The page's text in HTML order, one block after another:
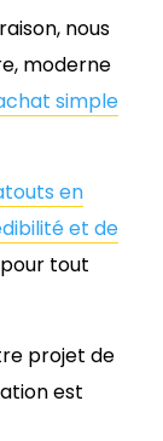
nous
moderne
simple
en
et de
tout
projet de
est